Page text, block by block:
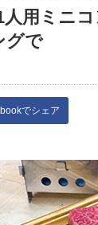
用ミニ
グで
でシェア